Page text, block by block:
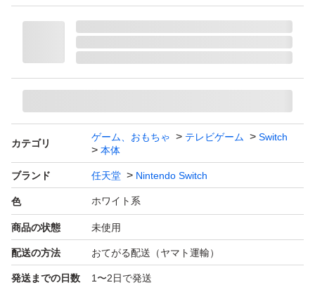
箱はあくまで商品本体を保護するための緩衝材です。
る方はご遠慮ください。
箱の細かい状態を気にする方はお控え下さい。
ですが、箱は綺麗です。
完璧を求める方、神経質な方はご遠慮下さい。
すり替え詐欺防止の観点から発送後の返品、交換対応は致
し兼ねます。
カテゴリ
ゲーム、おもちゃ テレビゲーム
Switch
本体
ブランド 任天堂 Nintendo Switch
色 ホワイト系
商品の状態 未使用
配送の方法 おてがる配送（ヤマト運輸）
発送までの日数 1〜2日で発送